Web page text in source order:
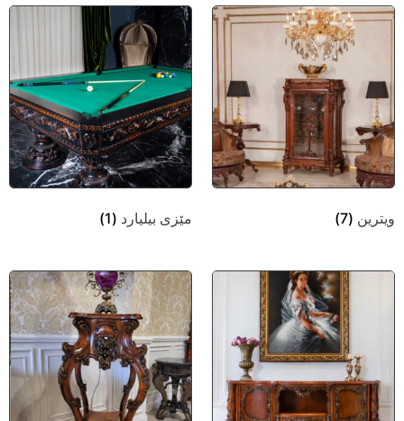
ویترین (7) مێزی بیلیارد (1)